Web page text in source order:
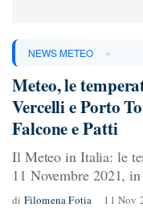
NEWS METEO »
Meteo, le
Vercelli e Porto
Falcone e Patti
Il Meteo in Italia: le
11 Novembre 2021,
di Filomena Fotia 11 Nov